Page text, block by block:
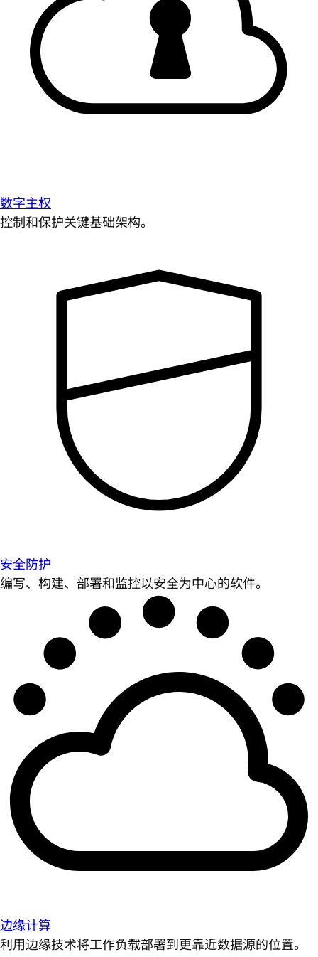
数字主权
控制和保护关键基础架构。
安全防护
编写、构建、部署和监控以安全为中心的软件。
边缘计算
利用边缘技术将工作负载部署到更靠近数据源的位置。